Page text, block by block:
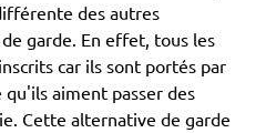
des autres
garde. En effet, tous les
car ils sont portés par
aiment passer des
Cette alternative de garde